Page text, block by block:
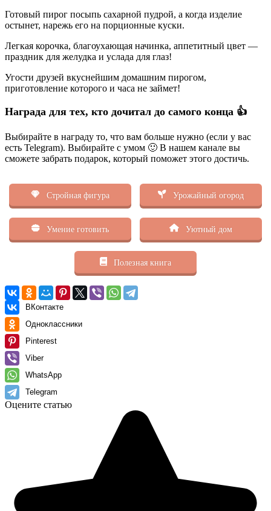
Готовый пирог посыпь сахарной пудрой, а когда изделие
остынет, нарежь его на порционные куски.
Легкая корочка, благоухающая начинка, аппетитный цвет —
праздник для желудка и услада для глаз!
Угости друзей вкуснейшим домашним пирогом,
приготовление которого и часа не займет!
Награда для тех, кто дочитал до самого конца 👍
Выбирайте в награду то, что вам больше нужно (если у вас
есть Telegram). Выбирайте с умом 🙂 В нашем канале вы
сможете забрать подарок, который поможет этого достичь.
Стройная фигура Урожайный огород
Умение готовить Уютный дом
Полезная книга
ВКонтакте
Одноклассники
Pinterest
Viber
WhatsApp
Telegram
Оцените статью